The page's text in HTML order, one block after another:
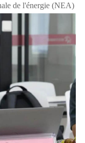
de l'énergie (NEA)